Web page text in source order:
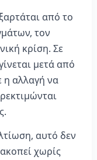
από το
τον
κρίση. Σε
μετά από
η αλλαγή να
αυτό δεν
χωρίς